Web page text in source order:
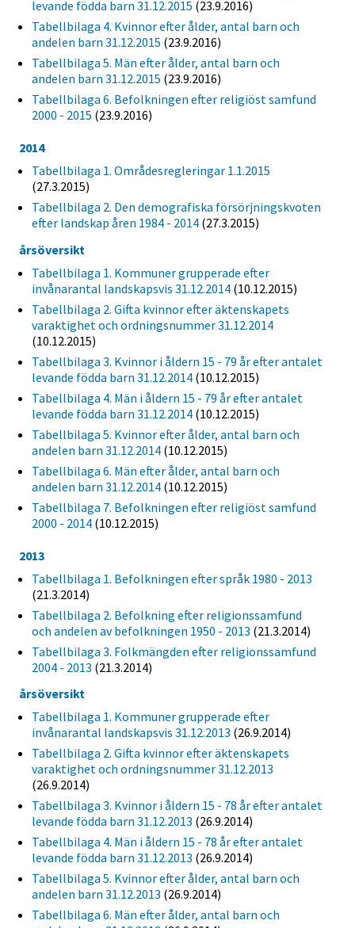
levande födda barn 31.12.2015 (23.9.2016)
Tabellbilaga 4. Kvinnor efter ålder, antal barn och
andelen barn 31.12.2015 (23.9.2016)
Tabellbilaga 5. Män efter ålder, antal barn och
andelen barn 31.12.2015 (23.9.2016)
Tabellbilaga 6. Befolkningen efter religiöst samfund
2000 - 2015 (23.9.2016)
2014
Tabellbilaga 1. Områdesregleringar 1.1.2015
(27.3.2015)
Tabellbilaga 2. Den demografiska försörjningskvoten
efter landskap åren 1984 - 2014 (27.3.2015)
årsöversikt
Tabellbilaga 1. Kommuner grupperade efter
invånarantal landskapsvis 31.12.2014 (10.12.2015)
Tabellbilaga 2. Gifta kvinnor efter äktenskapets
varaktighet och ordningsnummer 31.12.2014
(10.12.2015)
Tabellbilaga 3. Kvinnor i åldern 15 - 79 år efter antalet
levande födda barn 31.12.2014 (10.12.2015)
Tabellbilaga 4. Män i åldern 15 - 79 år efter antalet
levande födda barn 31.12.2014 (10.12.2015)
Tabellbilaga 5. Kvinnor efter ålder, antal barn och
andelen barn 31.12.2014 (10.12.2015)
Tabellbilaga 6. Män efter ålder, antal barn och
andelen barn 31.12.2014 (10.12.2015)
Tabellbilaga 7. Befolkningen efter religiöst samfund
2000 - 2014 (10.12.2015)
2013
Tabellbilaga 1. Befolkningen efter språk 1980 - 2013
(21.3.2014)
Tabellbilaga 2. Befolkning efter religionssamfund
och andelen av befolkningen 1950 - 2013 (21.3.2014)
Tabellbilaga 3. Folkmängden efter religionssamfund
2004 - 2013 (21.3.2014)
årsöversikt
Tabellbilaga 1. Kommuner grupperade efter
invånarantal landskapsvis 31.12.2013 (26.9.2014)
Tabellbilaga 2. Gifta kvinnor efter äktenskapets
varaktighet och ordningsnummer 31.12.2013
(26.9.2014)
Tabellbilaga 3. Kvinnor i åldern 15 - 78 år efter antalet
levande födda barn 31.12.2013 (26.9.2014)
Tabellbilaga 4. Män i åldern 15 - 78 år efter antalet
levande födda barn 31.12.2013 (26.9.2014)
Tabellbilaga 5. Kvinnor efter ålder, antal barn och
andelen barn 31.12.2013 (26.9.2014)
Tabellbilaga 6. Män efter ålder, antal barn och